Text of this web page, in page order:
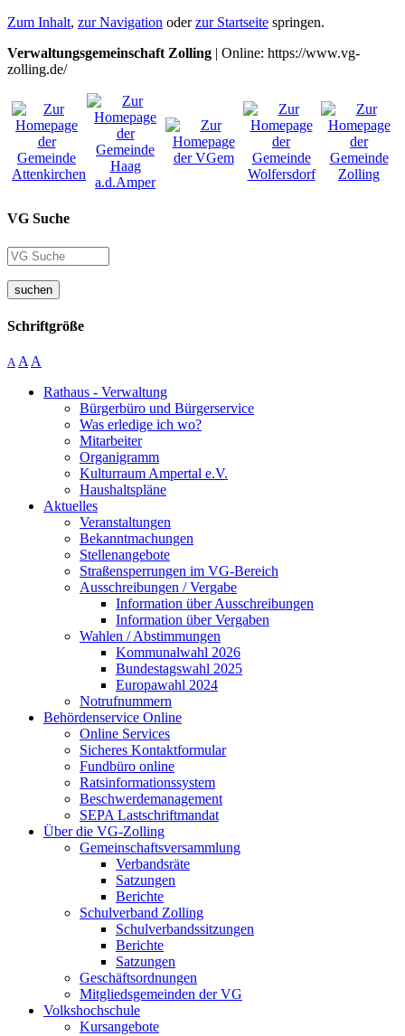
Zum Inhalt, zur Navigation oderzur Startseite springen.
Verwaltungsgemeinschaft Zolling | Online: https://www.vg-
zolling.de/
VG Suche
suchen
Schriftgröße
A A A
Rathaus - Verwaltung
Bürgerbüro und Bürgerservice
Was erledige ich wo?
Mitarbeiter
Organigramm
Kulturraum Ampertal e.V.
Haushaltspläne
Aktuelles
Veranstaltungen
Bekanntmachungen
Stellenangebote
Straßensperrungen im VG-Bereich
Ausschreibungen / Vergabe
Information über Ausschreibungen
Information über Vergaben
Wahlen / Abstimmungen
Kommunalwahl 2026
Bundestagswahl 2025
Europawahl 2024
Notrufnummern
Behördenservice Online
Online Services
Sicheres Kontaktformular
Fundbüro online
Ratsinformationssystem
Beschwerdemanagement
SEPA Lastschriftmandat
Über die VG-Zolling
Gemeinschaftsversammlung
Verbandsräte
Satzungen
Berichte
Schulverband Zolling
Schulverbandssitzungen
Berichte
Satzungen
Geschäftsordnungen
Mitgliedsgemeinden der VG
Volkshochschule
Kursangebote